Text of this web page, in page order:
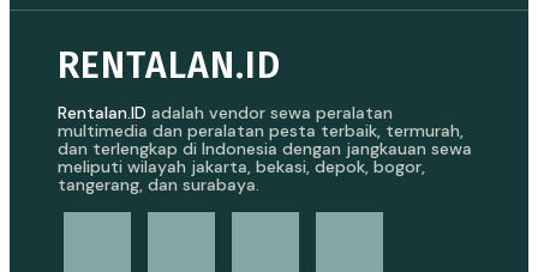
RENTALAN.ID
Rentalan.ID adalah vendor sewa peralatan
multimedia dan peralatan pesta terbaik, termurah,
dan terlengkap di Indonesia dengan jangkauan sewa
meliputi wilayah jakarta, bekasi, depok, bogor,
tangerang, dan surabaya.